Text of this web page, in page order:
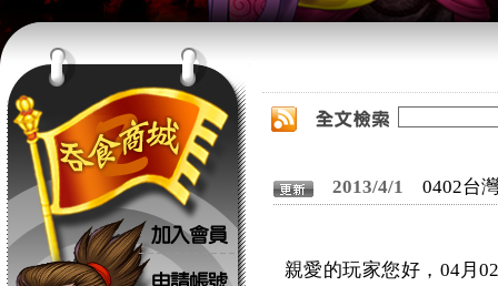
2013/4/1 0402台
親愛的玩家您好，04月